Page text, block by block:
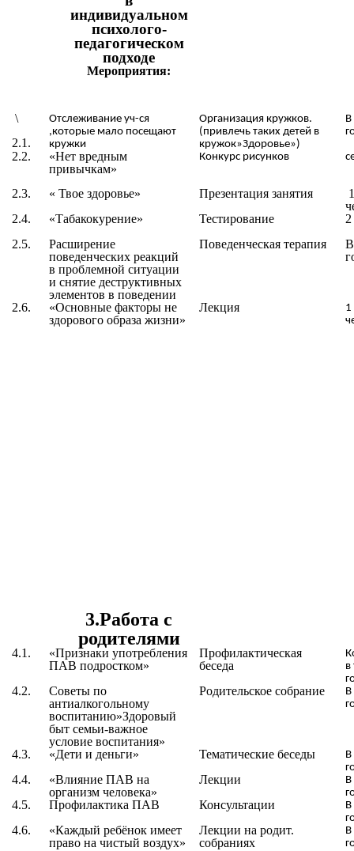
индивидуальном
психолого-
педагогическом
подходе
Мероприятия:
\
2.1.
Отслеживание уч-ся
,которые мало посещают
кружки
Организация кружков.
(привлечь таких детей в
кружок»Здоровье»)
В
2.2. «Нет вредным
привычкам»
Конкурс рисунков
2.3. « Твое здоровье» Презентация занятия
2.4.
«Табакокурение» Тестирование
2.5.
Расширение
поведенческих реакций
в проблемной ситуации
и снятие деструктивных
элементов в поведении
Поведенческая терапия
2.6. «Основные факторы не
здорового образа жизни»
Лекция
1
3.Работа с
родителями
4.1. «Признаки употребления
ПАВ подростком»
Профилактическая
беседа
в
4.2.
Советы по
антиалкогольному
воспитанию»Здоровый
быт семьи-важное
условие воспитания»
Родительское собрание
В
4.3. «Дети и деньги» Тематические беседы
В
4.4. «Влияние ПАВ на
организм человека»
Лекции
В
4.5. Профилактика ПАВ Консультации
В
4.6.
«Каждый ребёнок имеет
право на чистый воздух»
Лекции на родит.
собраниях
В